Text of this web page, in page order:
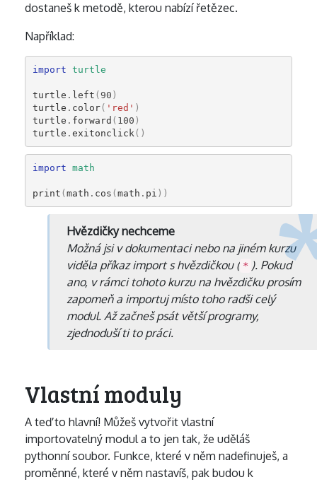
dostaneš k metodě, kterou nabízí řetězec.
Například:
import turtle
turtle . left ( 90 )
turtle . color( 'red' )
turtle . forward ( 100 )
turtle . exitonclick ()
import math
print (math . cos (math . pi ))
Hvězdičky nechceme
Možná jsi v dokumentaci nebo na jiném kurzu
viděla příkaz import s hvězdičkou ( * ). Pokud
ano, v rámci tohoto kurzu na hvězdičku prosím
zapomeň a importuj místo toho radši celý
modul. Až začneš psát větší programy,
zjednoduší ti to práci.
Vlastní moduly
A teď to hlavní! Můžeš vytvořit vlastní
importovatelný modul a to jen tak, že uděláš
pythonní soubor. Funkce, které v něm nadefinuješ, a
proměnné, které v něm nastavíš, pak budou k